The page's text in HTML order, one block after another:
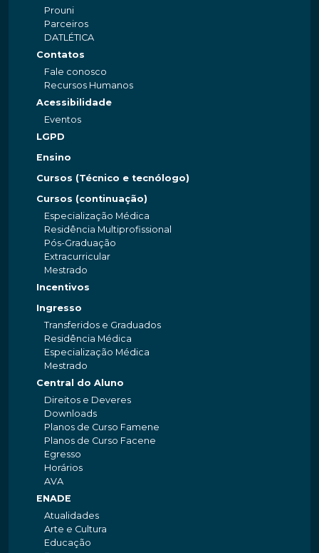
Prouni
Parceiros
DATLÉTICA
Contatos
Fale conosco
Recursos Humanos
Acessibilidade
Eventos
LGPD
Ensino
Cursos (Técnico e tecnólogo)
Cursos (continuação)
Especialização Médica
Residência Multiprofissional
Pós-Graduação
Extracurricular
Mestrado
Incentivos
Ingresso
Transferidos e Graduados
Residência Médica
Especialização Médica
Mestrado
Central do Aluno
Direitos e Deveres
Downloads
Planos de Curso Famene
Planos de Curso Facene
Egresso
Horários
AVA
ENADE
Atualidades
Arte e Cultura
Educação